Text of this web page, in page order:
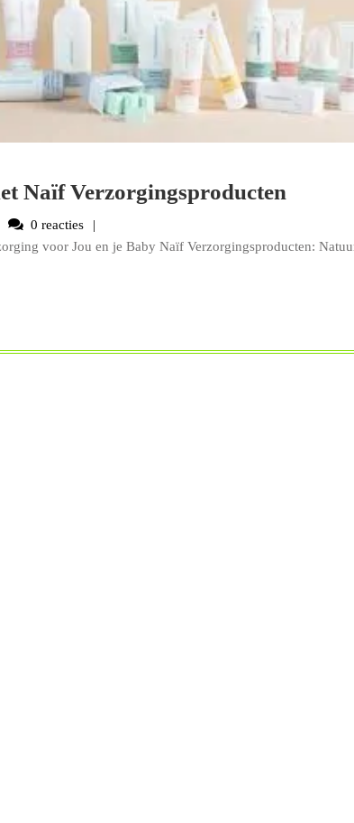
Naïf Verzorgingsproducten
met
0 reacties
voor Jou en je Baby Naïf Verzorgingsproducten: